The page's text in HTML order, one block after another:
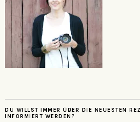
DU WILLST IMMER ÜBER DIE NEUESTEN
INFORMIERT WERDEN?